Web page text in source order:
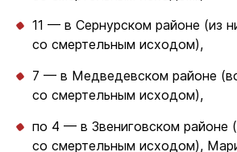
11 — в Сернурском районе (из
со смертельным исходом),
7 — в Медведевском районе
со смертельным исходом),
по 4 — в Звениговском районе
со смертельным исходом),